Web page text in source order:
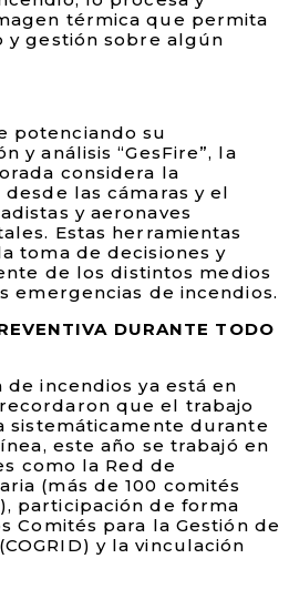
térmica que permita
y gestión sobre algún
potenciando su
y análisis “GesFire”, la
considera la
las cámaras y el
y aeronaves
Estas herramientas
toma de decisiones y
de los distintos medios
emergencias de incendios.
DURANTE TODO
incendios ya está en
que el trabajo
sistemáticamente durante
este año se trabajó en
como la Red de
(más de 100 comités
participación de forma
Comités para la Gestión de
y la vinculación